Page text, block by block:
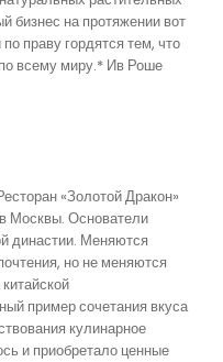
бизнес на протяжении вот
праву гордятся тем, что
всему миру.* Ив Роше
«Золотой Дракон»
Москвы. Основатели
династии. Меняются
но не меняются
пример сочетания вкуса
кулинарное
и приобретало ценные